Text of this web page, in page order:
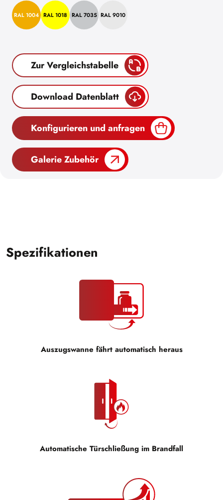
RAL 1004 RAL 1018 RAL 7035 RAL 9010
Zur Vergleichstabelle
Download Datenblatt
Konfigurieren und anfragen
Galerie Zubehör
Spezifikationen
Auszugswanne fährt automatisch heraus
Automatische Türschließung im Brandfall